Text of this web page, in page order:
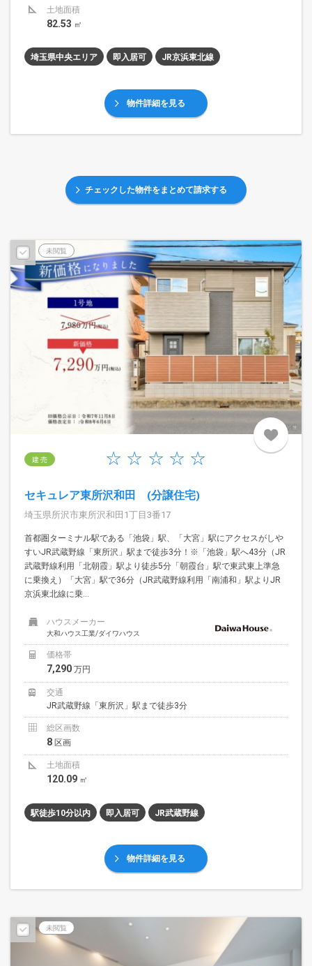
土地面積
82.53 ㎡
埼玉県中央エリア 即入居可 JR京浜東北線
物件詳細を見る
チェックした物件をまとめて請求する
未閲覧
建 売
セキュレア東所沢和田 (分譲住宅)
埼玉県所沢市東所沢和田1丁目3番17
首都圏ターミナル駅である「池袋」駅、「大宮」駅にアクセスがしや
すいJR武蔵野線「東所沢」駅まで徒歩3分！※「池袋」駅へ43分（JR
武蔵野線利用「北朝霞」駅より徒歩5分「朝霞台」駅で東武東上準急
に乗換え）「大宮」駅で36分（JR武蔵野線利用「南浦和」駅よりJR
京浜東北線に乗...
ハウスメーカー
大和ハウス工業/ダイワハウス
価格帯
7,290 万円
交通
JR武蔵野線「東所沢」駅まで徒歩3分
総区画数
8 区画
土地面積
120.09 ㎡
駅徒歩10分以内 即入居可 JR武蔵野線
物件詳細を見る
未閲覧